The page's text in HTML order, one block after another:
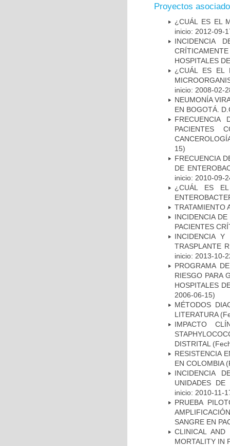
Proyectos
¿CUÁL ES EL
inicio: 2012-09-
INCIDENCIA
HOSPITALES
¿CUÁL ES EL
inicio: 2008-02-
NEUMONÍA
EN BOGOTÁ.
FRECUENCIA
PACIENTES
15)
FRECUENCIA
DE
inicio: 2010-09-
¿CUÁL ES EL
TRATAMIENTO
INCIDENCIA
PACIENTES
INCIDENCIA Y
TRASPLANTE
inicio: 2013-10-
PROGRAMA
RIESGO PARA
HOSPITALES
2006-06-15)
MÉTODOS
LITERATURA
IMPACTO
DISTRITAL
RESISTENCIA
EN COLOMBIA
INCIDENCIA
UNIDADES DE
inicio: 2010-11-
PRUEBA
SANGRE EN
CLINICAL AND
MORTALITY IN